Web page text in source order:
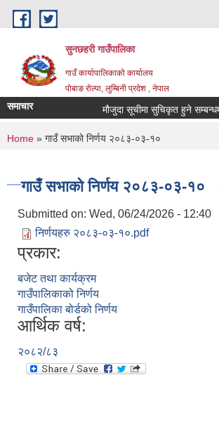
Skip to main content
सुनछहरी गाउँपालिका
गाउँ कार्यापालिकाको कार्यालय
पोबाङ रोल्पा, लुम्बिनी प्रदेश , नेपाल
समाचार मौजुदा सूचीमा सुचिकृत हुने सम्बन्धमा l
You are here
Home » गाउँ सभाको निर्णय २०८३-०३-१०
गाउँ सभाको निर्णय २०८३-०३-१०
Submitted on: Wed, 06/24/2026 - 12:40
निर्णयहरु २०८३-०३-१०.pdf
प्रकार:
बजेट तथा कार्यक्रम
गाउँपालिकाको निर्णय
गाउँपालिका बोर्डको निर्णय
आर्थिक वर्ष:
२०८२/८३